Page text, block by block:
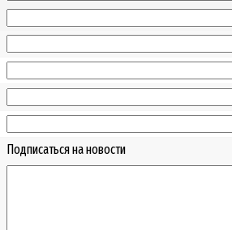
Подписаться на новости